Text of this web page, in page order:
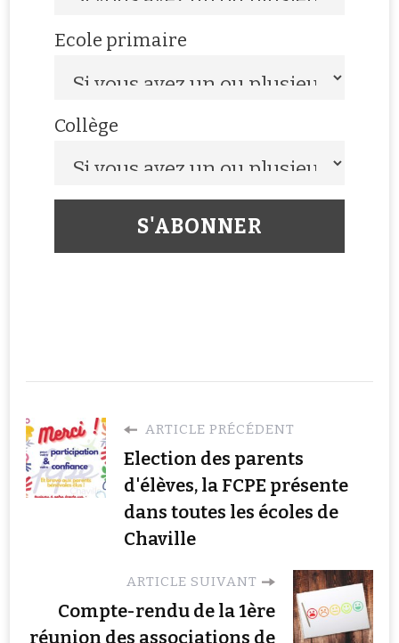
Ecole primaire
Collège
ARTICLE PRÉCÉDENT
Election des parents
d'élèves, la FCPE présente
dans toutes les écoles de
Chaville
ARTICLE SUIVANT
Compte-rendu de la 1ère
réunion des associations de